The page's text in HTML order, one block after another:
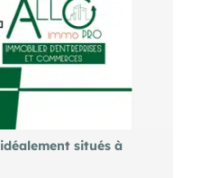
situés à